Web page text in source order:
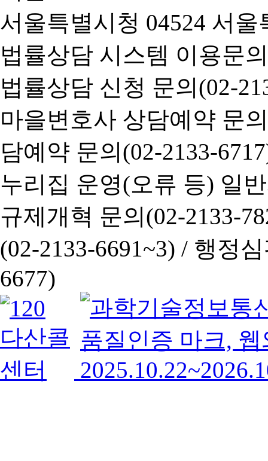
서울특별시청 04524 서
법률상담 시스템 이용문
법률상담 신청 문의(02-
마을변호사 상담예약 문
담예약 문의(02-2133-
누리집 운영(오류 등) 일
규제개혁 문의(02-2133-
(02-2133-6691~3) / 행정심
6677)